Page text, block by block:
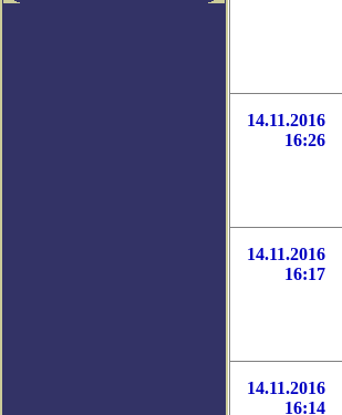
14.11.2016
16:26
14.11.2016
16:17
14.11.2016
16:14